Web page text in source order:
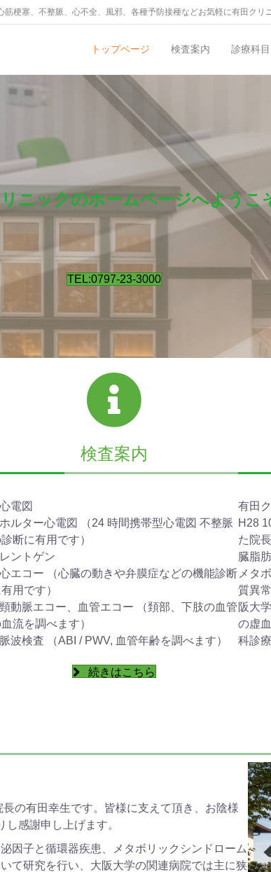
梗塞、不整脈、心不全、風邪、各種予防接種などお気軽に有田クリ
トップページ 検査案内 診療科目
ニックのホームページへようこ
TEL:0797-23-3000
検査案内
電図
ルター心電図 （24 時間携帯型心電図 不整脈
断に有用です）
ントゲン
エコー （心臓の動きや弁膜症などの機能診断
用です）
動脈エコー、血管エコー （頚部、下肢の血管
流を調べます）
波検査 （ABI / PWV, 血管年齢を調べます）
続きはこちら
有田
H28
た院
臓脂
メタ
質異
阪大
の虚
科診
の有田幸生です。皆様に支えて頂き、お陰様
感謝申し上げます。
因子と循環器疾患、メタボリックシンドローム
て研究を行い、大阪大学の関連病院では主に狭